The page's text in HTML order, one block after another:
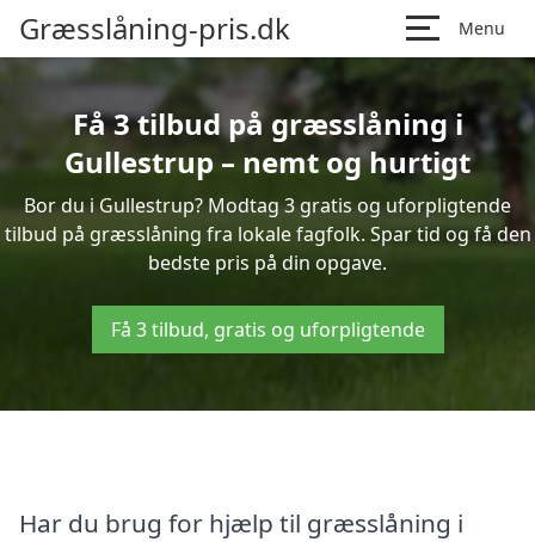
Græsslåning-pris.dk Menu
Få 3 tilbud på græsslåning i
Gullestrup – nemt og hurtigt
Bor du i Gullestrup? Modtag 3 gratis og uforpligtende
tilbud på græsslåning fra lokale fagfolk. Spar tid og få den
bedste pris på din opgave.
Få 3 tilbud, gratis og uforpligtende
Har du brug for hjælp til græsslåning i